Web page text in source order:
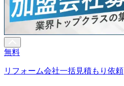
無料
リフォーム会社一括見積もり依頼